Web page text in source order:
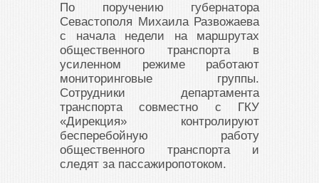
По поручению губернатора
Севастополя Михаила Развожаева
с начала недели на маршрутах
общественного транспорта в
усиленном режиме работают
мониторинговые группы.
Сотрудники департамента
транспорта совместно с ГКУ
«Дирекция» контролируют
бесперебойную работу
общественного транспорта и
следят за пассажиропотоком.